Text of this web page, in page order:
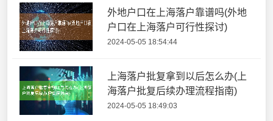
外地户口在上海落户靠谱吗(外地
户口在上海落户可行性探讨)
2024-05-05 18:54:44
上海落户批复拿到以后怎么办(上
海落户批复后续办理流程指南)
2024-05-05 18:49:03